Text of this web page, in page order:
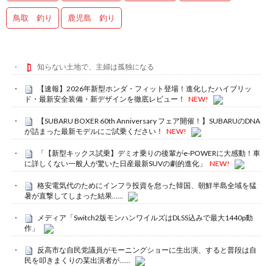
鳥取 釣り 鹿児島 釣り
知らない土地で、主婦は孤独になる
【速報】2026年新型ホンダ・フィット登場！進化したハイブリッ
ド・最新安全装備・新デザインを徹底レビュー！
NEW!
【SUBARU BOXER 60th Anniversary フェア開催！】SUBARUのDNA
が詰まった最新モデルにご試乗ください！
NEW!
「【新型キックス試乗】デミオ乗りの後輩がe-POWERに大感動！車
に詳しくない一般人が驚いた日産最新SUVの劇的進化」
NEW!
格安電気代のためにインフラ投資を怠った韓国、朝鮮半島全域を猛
暑が直撃してしまった結果……
メディア「Switch2版モンハンワイルズはDLSS込みで最大1440p動
作」
反高市な自民党議員がモーニングショーに生出演、すると普段は自
民を叩きまくりの某出演者が……